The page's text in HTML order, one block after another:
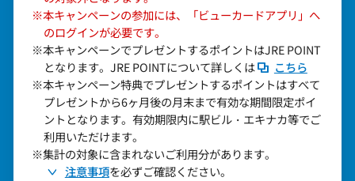
※本キャンペーンの参加には、「ビューカードアプリ」へ
のログインが必要です。
※本キャンペーンでプレゼントするポイントはJRE POINT
となります。JRE POINTについて詳しくは
こちら
※本キャンペーン特典でプレゼントするポイントはすべて
プレゼントから6ヶ月後の月末まで有効な期間限定ポイ
ントとなります。有効期限内に駅ビル・エキナカ等でご
利用いただけます。
※集計の対象に含まれないご利用分があります。
注意事項を必ずご確認ください。